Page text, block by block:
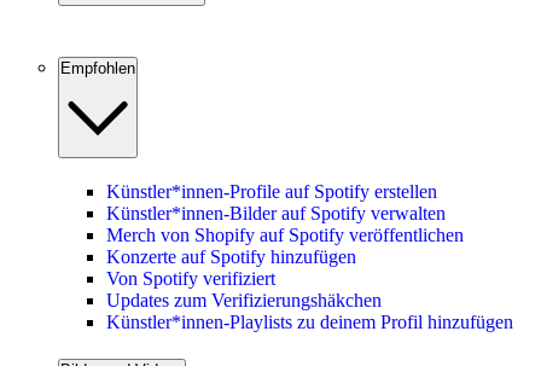
Empfohlen
Künstler*innen-Profile auf Spotify erstellen
Künstler*innen-Bilder auf Spotify verwalten
Merch von Shopify auf Spotify veröffentlichen
Konzerte auf Spotify hinzufügen
Von Spotify verifiziert
Updates zum Verifizierungshäkchen
Künstler*innen-Playlists zu deinem Profil hinzufügen